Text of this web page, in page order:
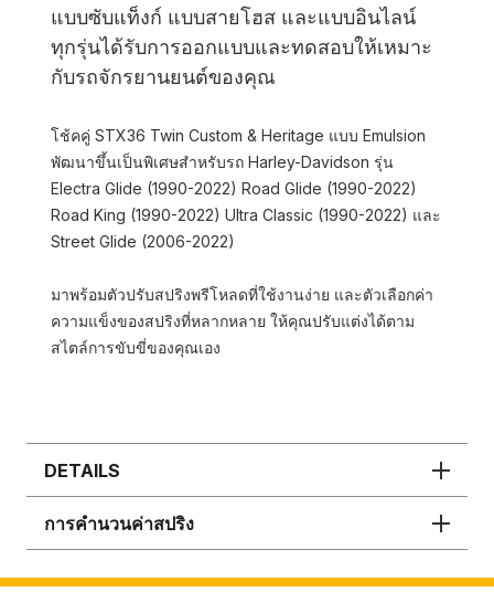
แบบซับแท็งก์ แบบสายโฮส และแบบอินไลน์
ทุกรุ่นได้รับการออกแบบและทดสอบให้เหมาะ
กับรถจักรยานยนต์ของคุณ
โช้คคู่ STX36 Twin Custom & Heritage แบบ Emulsion
พัฒนาขึ้นเป็นพิเศษสำหรับรถ Harley-Davidson รุ่น
Electra Glide (1990-2022) Road Glide (1990-2022)
Road King (1990-2022) Ultra Classic (1990-2022) และ
Street Glide (2006-2022)
มาพร้อมตัวปรับสปริงพรีโหลดที่ใช้งานง่าย และตัวเลือกค่า
ความแข็งของสปริงที่หลากหลาย ให้คุณปรับแต่งได้ตาม
สไตล์การขับขี่ของคุณเอง
DETAILS
การคำนวนค่าสปริง